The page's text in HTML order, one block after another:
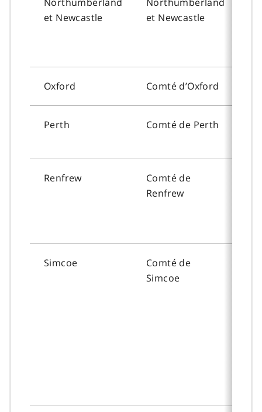
et Newcastle
et Newcastle
Oxford Comté d’Oxford
Perth Comté de Perth
Renfrew
Comté de
Renfrew
Simcoe
Comté de
Simcoe